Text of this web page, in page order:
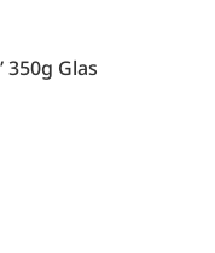
350g Glas